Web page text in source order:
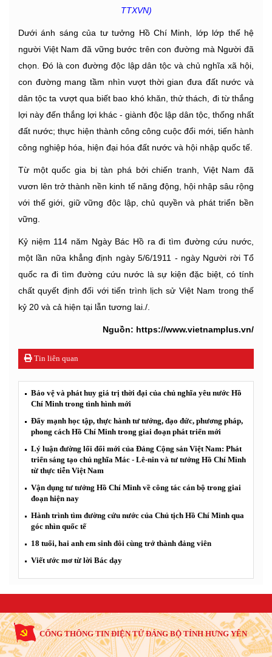
TTXVN)
Dưới ánh sáng của tư tưởng Hồ Chí Minh, lớp lớp thế hệ
người Việt Nam đã vững bước trên con đường mà Người đã
chọn. Đó là con đường độc lập dân tộc và chủ nghĩa xã hội,
con đường mang tầm nhìn vượt thời gian đưa đất nước và
dân tộc ta vượt qua biết bao khó khăn, thử thách, đi từ thắng
lợi này đến thắng lợi khác - giành độc lập dân tộc, thống nhất
đất nước; thực hiện thành công công cuộc đổi mới, tiến hành
công nghiệp hóa, hiện đại hóa đất nước và hội nhập quốc tế.
Từ một quốc gia bị tàn phá bởi chiến tranh, Việt Nam đã
vươn lên trở thành nền kinh tế năng động, hội nhập sâu rộng
với thế giới, giữ vững độc lập, chủ quyền và phát triển bền
vững.
Kỷ niệm 114 năm Ngày Bác Hồ ra đi tìm đường cứu nước,
một lần nữa khẳng định ngày 5/6/1911 - ngày Người rời Tổ
quốc ra đi tìm đường cứu nước là sự kiện đặc biệt, có tính
chất quyết định đối với tiến trình lịch sử Việt Nam trong thế
kỷ 20 và cả hiện tại lẫn tương lai./.
Nguồn: https://www.vietnamplus.vn/
Tin liên quan
Bảo vệ và phát huy giá trị thời đại của chủ nghĩa yêu nước Hồ
Chí Minh trong tình hình mới
Đẩy mạnh học tập, thực hành tư tưởng, đạo đức, phương pháp,
phong cách Hồ Chí Minh trong giai đoạn phát triển mới
Lý luận đường lối đổi mới của Đảng Cộng sản Việt Nam: Phát
triển sáng tạo chủ nghĩa Mác - Lê-nin và tư tưởng Hồ Chí Minh
từ thực tiễn Việt Nam
Vận dụng tư tưởng Hồ Chí Minh về công tác cán bộ trong giai
đoạn hiện nay
Hành trình tìm đường cứu nước của Chủ tịch Hồ Chí Minh qua
góc nhìn quốc tế
18 tuổi, hai anh em sinh đôi cùng trở thành đảng viên
Viết ước mơ từ lời Bác dạy
CỔNG THÔNG TIN ĐIỆN TỬ ĐẢNG BỘ TỈNH HƯNG YÊN